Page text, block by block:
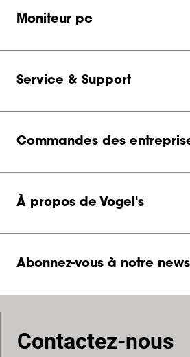
Moniteur pc
Service & Support
Commandes des
À propos de Vogel's
Abonnez-vous à notre
Contactez-nous